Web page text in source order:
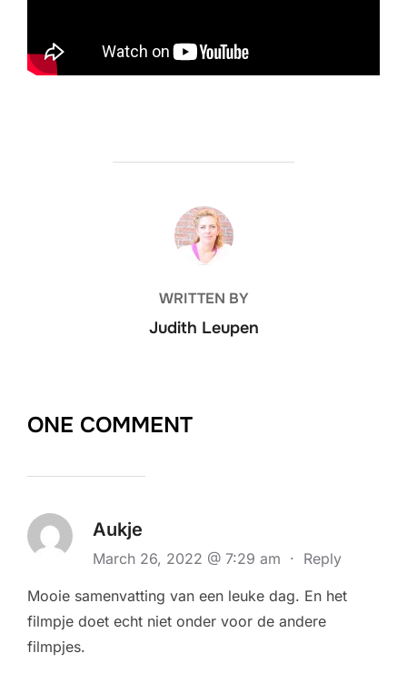
POST AUTHOR
WRITTEN BY
Judith Leupen
ONE COMMENT
Aukje
March 26, 2022 @ 7:29 am · Reply
Mooie samenvatting van een leuke dag. En het
filmpje doet echt niet onder voor de andere
filmpjes.